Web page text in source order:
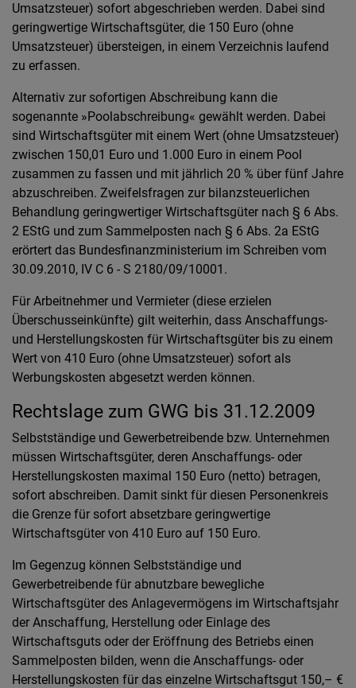
Umsatzsteuer) sofort abgeschrieben werden. Dabei sind
geringwertige Wirtschaftsgüter, die 150 Euro (ohne
Umsatzsteuer) übersteigen, in einem Verzeichnis laufend
zu erfassen.
Alternativ zur sofortigen Abschreibung kann die
sogenannte »Poolabschreibung« gewählt werden. Dabei
sind Wirtschaftsgüter mit einem Wert (ohne Umsatzsteuer)
zwischen 150,01 Euro und 1.000 Euro in einem Pool
zusammen zu fassen und mit jährlich 20 % über fünf Jahre
abzuschreiben. Zweifelsfragen zur bilanzsteuerlichen
Behandlung geringwertiger Wirtschaftsgüter nach § 6 Abs.
2 EStG und zum Sammelposten nach § 6 Abs. 2a EStG
erörtert das Bundesfinanzministerium im Schreiben vom
30.09.2010, IV C 6 - S 2180/09/10001.
Für Arbeitnehmer und Vermieter (diese erzielen
Überschusseinkünfte) gilt weiterhin, dass Anschaffungs-
und Herstellungskosten für Wirtschaftsgüter bis zu einem
Wert von 410 Euro (ohne Umsatzsteuer) sofort als
Werbungskosten abgesetzt werden können.
Rechtslage zum GWG bis 31.12.2009
Selbstständige und Gewerbetreibende bzw. Unternehmen
müssen Wirtschaftsgüter, deren Anschaffungs- oder
Herstellungskosten maximal 150 Euro (netto) betragen,
sofort abschreiben. Damit sinkt für diesen Personenkreis
die Grenze für sofort absetzbare geringwertige
Wirtschaftsgüter von 410 Euro auf 150 Euro.
Im Gegenzug können Selbstständige und
Gewerbetreibende für abnutzbare bewegliche
Wirtschaftsgüter des Anlagevermögens im Wirtschaftsjahr
der Anschaffung, Herstellung oder Einlage des
Wirtschaftsguts oder der Eröffnung des Betriebs einen
Sammelposten bilden, wenn die Anschaffungs- oder
Herstellungskosten für das einzelne Wirtschaftsgut 150,– €